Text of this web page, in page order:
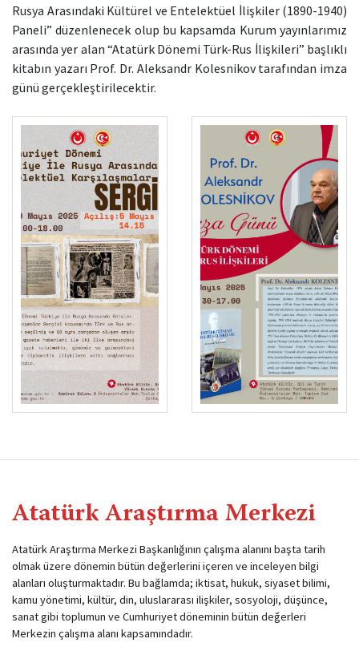
Rusya Arasındaki Kültürel ve Entelektüel İlişkiler (1890-1940)
Paneli” düzenlenecek olup bu kapsamda Kurum yayınlarımız
arasında yer alan “Atatürk Dönemi Türk-Rus İlişkileri” başlıklı
kitabın yazarı Prof. Dr. Aleksandr Kolesnikov tarafından imza
günü gerçekleştirilecektir.
Atatürk Araştırma Merkezi
Atatürk Araştırma Merkezi Başkanlığının çalışma alanını başta tarih
olmak üzere dönemin bütün değerlerini içeren ve inceleyen bilgi
alanları oluşturmaktadır. Bu bağlamda; iktisat, hukuk, siyaset bilimi,
kamu yönetimi, kültür, din, uluslararası ilişkiler, sosyoloji, düşünce,
sanat gibi toplumun ve Cumhuriyet döneminin bütün değerleri
Merkezin çalışma alanı kapsamındadır.